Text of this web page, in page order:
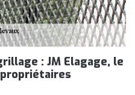
: JM Elagage, le